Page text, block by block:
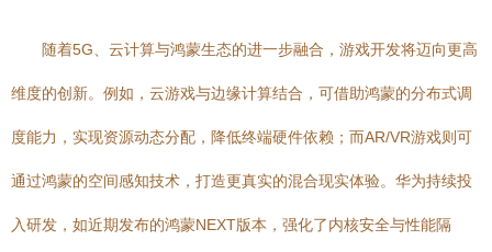
随着5G、云计算与鸿蒙生态的进一步融合，游戏开发将迈向更高
维度的创新。例如，云游戏与边缘计算结合，可借助鸿蒙的分布式调
度能力，实现资源动态分配，降低终端硬件依赖；而AR/VR游戏则可
通过鸿蒙的空间感知技术，打造更真实的混合现实体验。华为持续投
入研发，如近期发布的鸿蒙NEXT版本，强化了内核安全与性能隔